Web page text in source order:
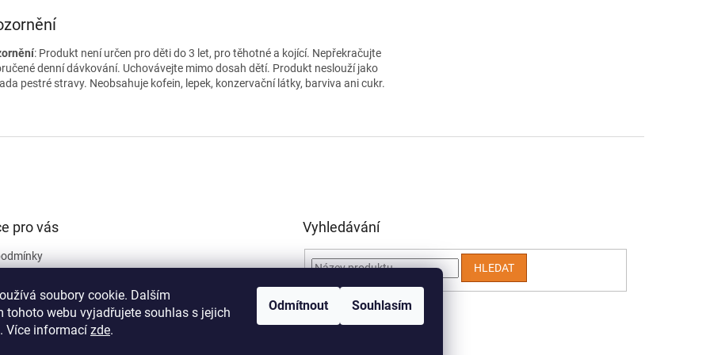
soubory cookie. Dalším
tohoto webu vyjadřujete souhlas s jejich
Více informací zde.
Odmítnout Souhlasím
: Produkt není určen pro děti do 3 let, pro těhotné a kojící. Nepřekračujte
denní dávkování. Uchovávejte mimo dosah dětí. Produkt neslouží jako
pestré stravy. Neobsahuje kofein, lepek, konzervační látky, barviva ani cukr.
pro vás
reklamaci
odstoupení od
Vyhledávání
HLEDAT